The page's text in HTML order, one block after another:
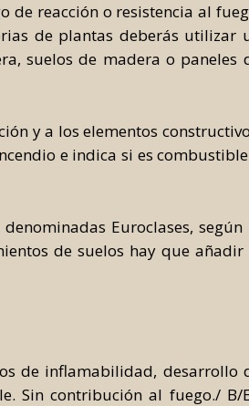
de reacción o resistencia al
de plantas deberás utilizar
suelos de madera o paneles
y a los elementos
e indica si es
Euroclases, según
de suelos hay que añadir
de inflamabilidad, desarrollo
Sin contribución al fuego./ B/